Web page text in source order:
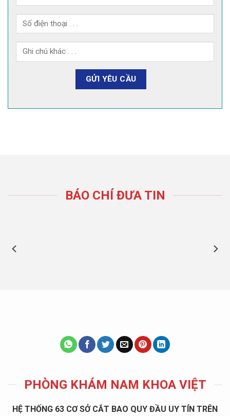
BÁO CHÍ ĐƯA TIN
PHÒNG KHÁM NAM KHOA VIỆT
HỆ THỐNG 63 CƠ SỞ CẮT BAO QUY ĐẦU UY TÍN TRÊN